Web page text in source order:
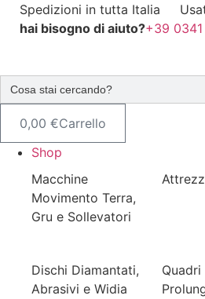
Spedizioni in tutta Italia
hai bisogno di aiuto?+39
Search
for:
0,00 €Carrello
Shop
Macchine
Movimento Terra,
Gru e Sollevatori
Dischi Diamantati,
Abrasivi e Widia